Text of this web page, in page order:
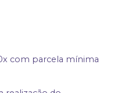
com parcela mínima